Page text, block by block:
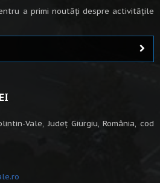
a primi noutăți despre activitățile
Vale, Județ Giurgiu, România, cod